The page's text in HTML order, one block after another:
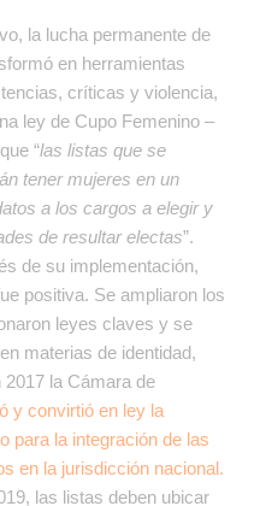
la lucha permanente de
en herramientas
críticas y violencia,
ley de Cupo Femenino –
“las listas que se
tener mujeres en un
a los cargos a elegir y
de resultar electas”.
de su implementación,
positiva. Se ampliaron los
leyes claves y se
materias de identidad,
2017 la Cámara de
y convirtió en ley la
para la integración de las
en la jurisdicción nacional.
las listas deben ubicar